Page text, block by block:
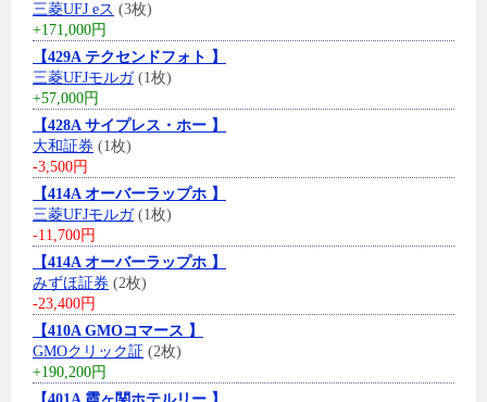
三菱UFJ eス (3枚)
+171,000円
【429A テクセンドフォト 】
三菱UFJモルガ(1枚)
+57,000円
【428A サイプレス・ホー 】
大和証券 (1枚)
-3,500円
【414A オーバーラップホ 】
三菱UFJモルガ(1枚)
-11,700円
【414A オーバーラップホ 】
みずほ証券 (2枚)
-23,400円
【410A GMOコマース 】
GMOクリック証 (2枚)
+190,200円